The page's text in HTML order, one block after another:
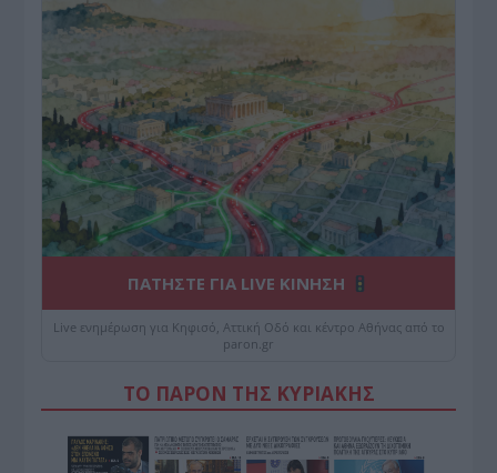
ΠΑΤΗΣΤΕ ΓΙΑ LIVE ΚΙΝΗΣΗ
Live ενημέρωση για Κηφισό, Αττική Οδό και κέντρο Αθήνας από το
paron.gr
ΤΟ ΠΑΡΟΝ ΤΗΣ ΚΥΡΙΑΚΗΣ